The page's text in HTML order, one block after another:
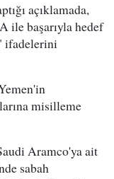
açıklamada,
ile başarıyla hedef
ifadelerini
misilleme
Aramco'ya ait
sabah